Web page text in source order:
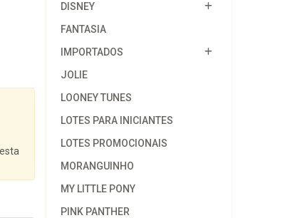
DISNEY
FANTASIA
IMPORTADOS
JOLIE
LOONEY TUNES
LOTES PARA INICIANTES
LOTES PROMOCIONAIS
MORANGUINHO
MY LITTLE PONY
PINK PANTHER